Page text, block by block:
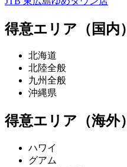
得意エリア（国内）
北海道
北陸全般
九州全般
沖縄県
得意エリア（海外）
ハワイ
グアム